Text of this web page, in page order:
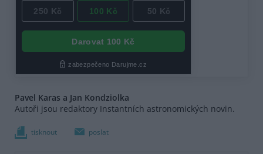
Pavel Karas a Jan Kondziolka
Autoři jsou redaktory Instantních astronomických novin.
tisknout poslat